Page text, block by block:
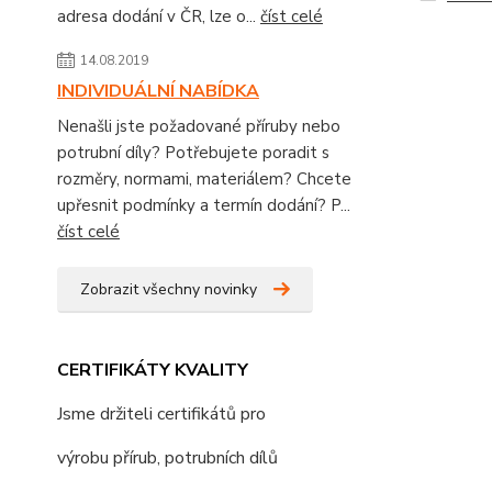
adresa dodání v ČR, lze o... číst celé
14.08.2019
INDIVIDUÁLNÍ NABÍDKA
Nenašli jste požadované příruby nebo
potrubní díly? Potřebujete poradit s
rozměry, normami, materiálem? Chcete
upřesnit podmínky a termín dodání? P...
číst celé
Zobrazit všechny novinky
CERTIFIKÁTY KVALITY
Jsme držiteli certifikátů pro
výrobu přírub, potrubních dílů